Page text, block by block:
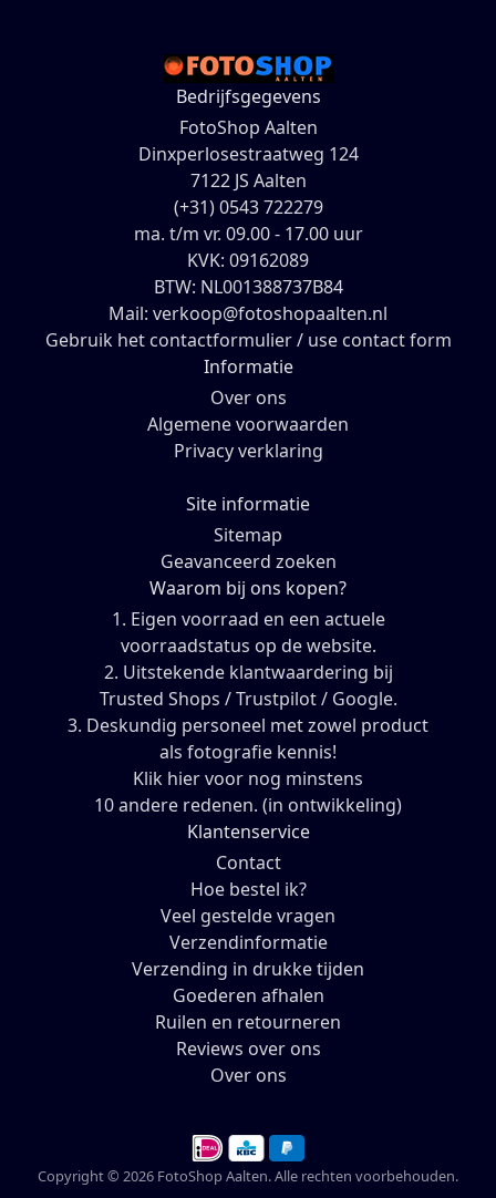
Bedrijfsgegevens
FotoShop Aalten
Dinxperlosestraatweg 124
7122 JS Aalten
(+31) 0543 722279
ma. t/m vr. 09.00 - 17.00 uur
KVK: 09162089
BTW: NL001388737B84
Mail: verkoop@fotoshopaalten.nl
Gebruik het contactformulier / use contact form
Informatie
Over ons
Algemene voorwaarden
Privacy verklaring
Site informatie
Sitemap
Geavanceerd zoeken
Waarom bij ons kopen?
1. Eigen voorraad en een actuele
voorraadstatus op de website.
2. Uitstekende klantwaardering bij
Trusted Shops / Trustpilot / Google.
3. Deskundig personeel met zowel product
als fotografie kennis!
Klik hier voor nog minstens
10 andere redenen. (in ontwikkeling)
Klantenservice
Contact
Hoe bestel ik?
Veel gestelde vragen
Verzendinformatie
Verzending in drukke tijden
Goederen afhalen
Ruilen en retourneren
Reviews over ons
Over ons
Copyright © 2026 FotoShop Aalten. Alle rechten voorbehouden.